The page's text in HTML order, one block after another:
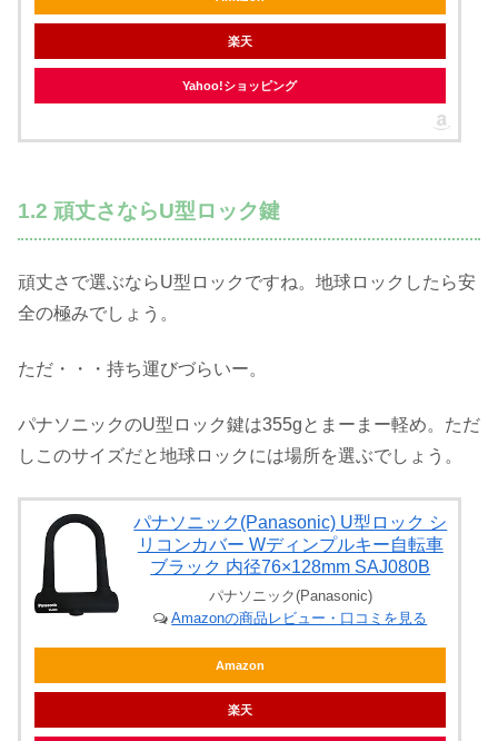
楽天
Yahoo!ショッピング
1.2 頑丈さならU型ロック鍵
頑丈さで選ぶならU型ロックですね。地球ロックしたら安
全の極みでしょう。
ただ・・・持ち運びづらいー。
パナソニックのU型ロック鍵は355gとまーまー軽め。ただ
しこのサイズだと地球ロックには場所を選ぶでしょう。
パナソニック(Panasonic) U型ロック シ
リコンカバー Wディンプルキー自転車
ブラック 内径76×128mm SAJ080B
パナソニック(Panasonic)
Amazonの商品レビュー・口コミを見る
Amazon
楽天